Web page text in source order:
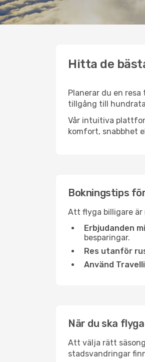
Hitta de
Planerar du en
tillgång till
Vår intuitiva
komfort, snabbhet
Bokningstips
Att flyga billigare är
Erbjudanden
besparingar.
Res utanför
Använd
När du ska
Att välja rätt
stadsvandringar